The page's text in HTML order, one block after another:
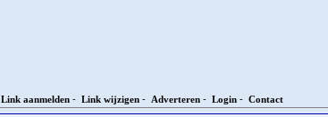
Link aanmelden - Link wijzigen - Adverteren - Login - Contact